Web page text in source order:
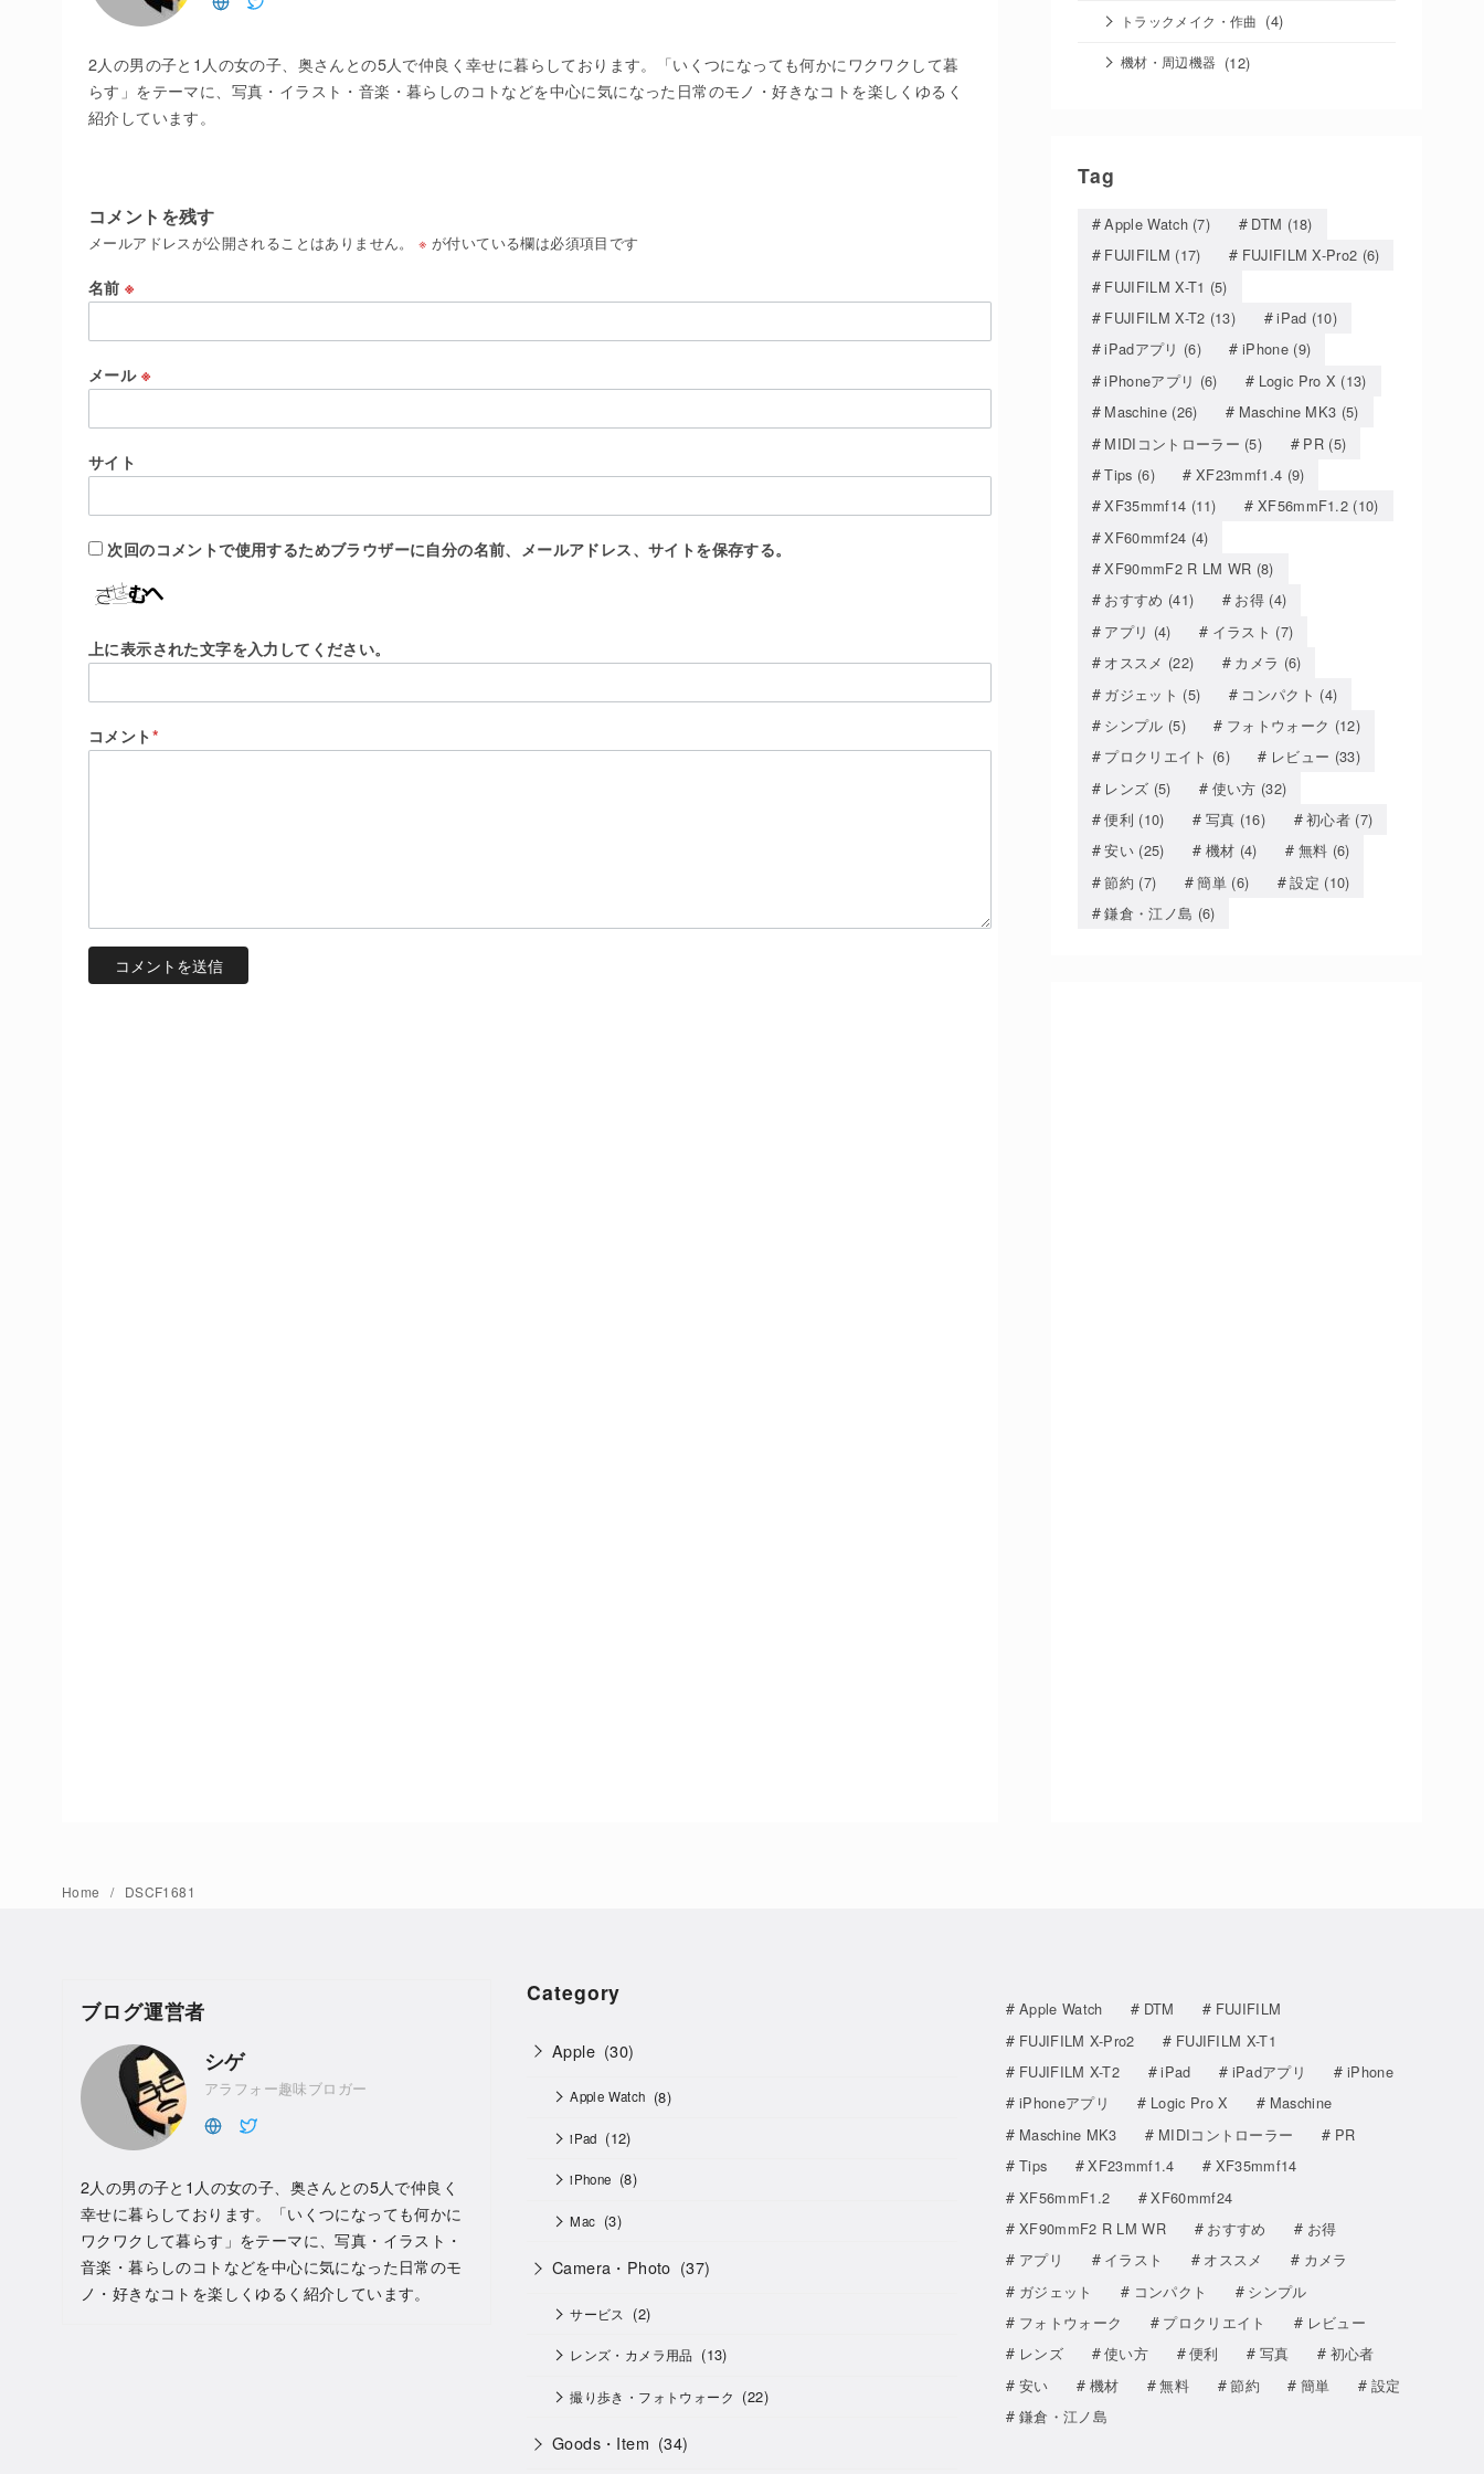
2人の男の子と1人の女の子、奥さんとの5人で仲良く幸せに暮らしております。「いくつになっても何かにワクワクして暮
らす」をテーマに、写真・イラスト・音楽・暮らしのコトなどを中心に気になった日常のモノ・好きなコトを楽しくゆるく
紹介しています。
コメントを残す
メールアドレスが公開されることはありません。 ※ が付いている欄は必須項目です
名前※
メール ※
サイト
次回のコメントで使用するためブラウザーに自分の名前、メールアドレス、サイトを保存する。
上に表示された文字を入力してください。
コメント*
トラックメイク・作曲 (4)
機材・周辺機器 (12)
Tag
Apple Watch(7) DTM (18)
FUJIFILM (17) FUJIFILM X-Pro2 (6)
FUJIFILM X-T1 (5)
FUJIFILM X-T2 (13) iPad (10)
iPadアプリ (6) iPhone(9)
iPhoneアプリ (6) Logic Pro X (13)
Maschine(26) Maschine MK3 (5)
MIDIコントローラー (5) PR(5)
Tips (6) XF23mmf1.4 (9)
XF35mmf14 (11) XF56mmF1.2 (10)
XF60mmf24 (4)
XF90mmF2 R LM WR (8)
おすすめ (41) お得(4)
アプリ (4) イラスト (7)
オススメ (22) カメラ (6)
ガジェット (5) コンパクト (4)
シンプル (5) フォトウォーク (12)
プロクリエイト (6) レビュー (33)
レンズ (5) 使い方 (32)
便利 (10) 写真 (16) 初心者 (7)
安い(25) 機材 (4) 無料 (6)
節約 (7) 簡単 (6) 設定 (10)
鎌倉・江ノ島 (6)
Home DSCF1681
ブログ運営者
シゲ
アラフォー趣味ブロガー
2人の男の子と1人の女の子、奥さんとの5人で仲良く
幸せに暮らしております。「いくつになっても何かに
ワクワクして暮らす」をテーマに、写真・イラスト・
音楽・暮らしのコトなどを中心に気になった日常のモ
ノ・好きなコトを楽しくゆるく紹介しています。
Category
Apple (30)
Apple Watch (8)
iPad (12)
iPhone (8)
Mac (3)
Camera・Photo (37)
サービス (2)
レンズ・カメラ用品 (13)
撮り歩き・フォトウォーク (22)
Goods・Item (34)
Apple Watch DTM
FUJIFILM
FUJIFILM X-Pro2
FUJIFILM X-T1
FUJIFILM X-T2
iPad iPadアプリ
iPhone
iPhoneアプリ
Logic Pro X
Maschine
Maschine MK3
MIDIコントローラー
PR
Tips
XF23mmf1.4
XF35mmf14
XF56mmF1.2
XF60mmf24
XF90mmF2 R LM WR
おすすめ
お得
アプリ
イラスト オススメ
カメラ
ガジェット
コンパクト
シンプル
フォトウォーク
プロクリエイト
レビュー
レンズ
使い方 便利 写真
初心者
安い
機材 無料 節約 簡単
設定
鎌倉・江ノ島